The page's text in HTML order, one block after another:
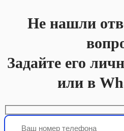
Не нашли
Задайте его
или в